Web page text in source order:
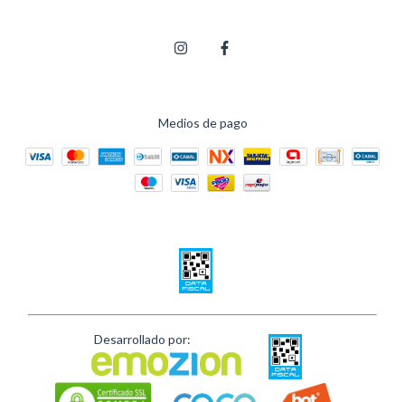
Medios de pago
Desarrollado por: